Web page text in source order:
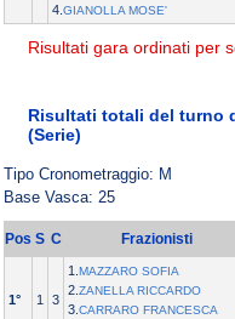
4. GIANOLLA MOSE'
Risultati gara ordinati per
Risultati totali del turno
(Serie)
Tipo Cronometraggio: M
Base Vasca: 25
Pos S C Frazionisti
1° 1 3
1. MAZZARO SOFIA
2. ZANELLA RICCARDO
3. CARRARO FRANCESCA